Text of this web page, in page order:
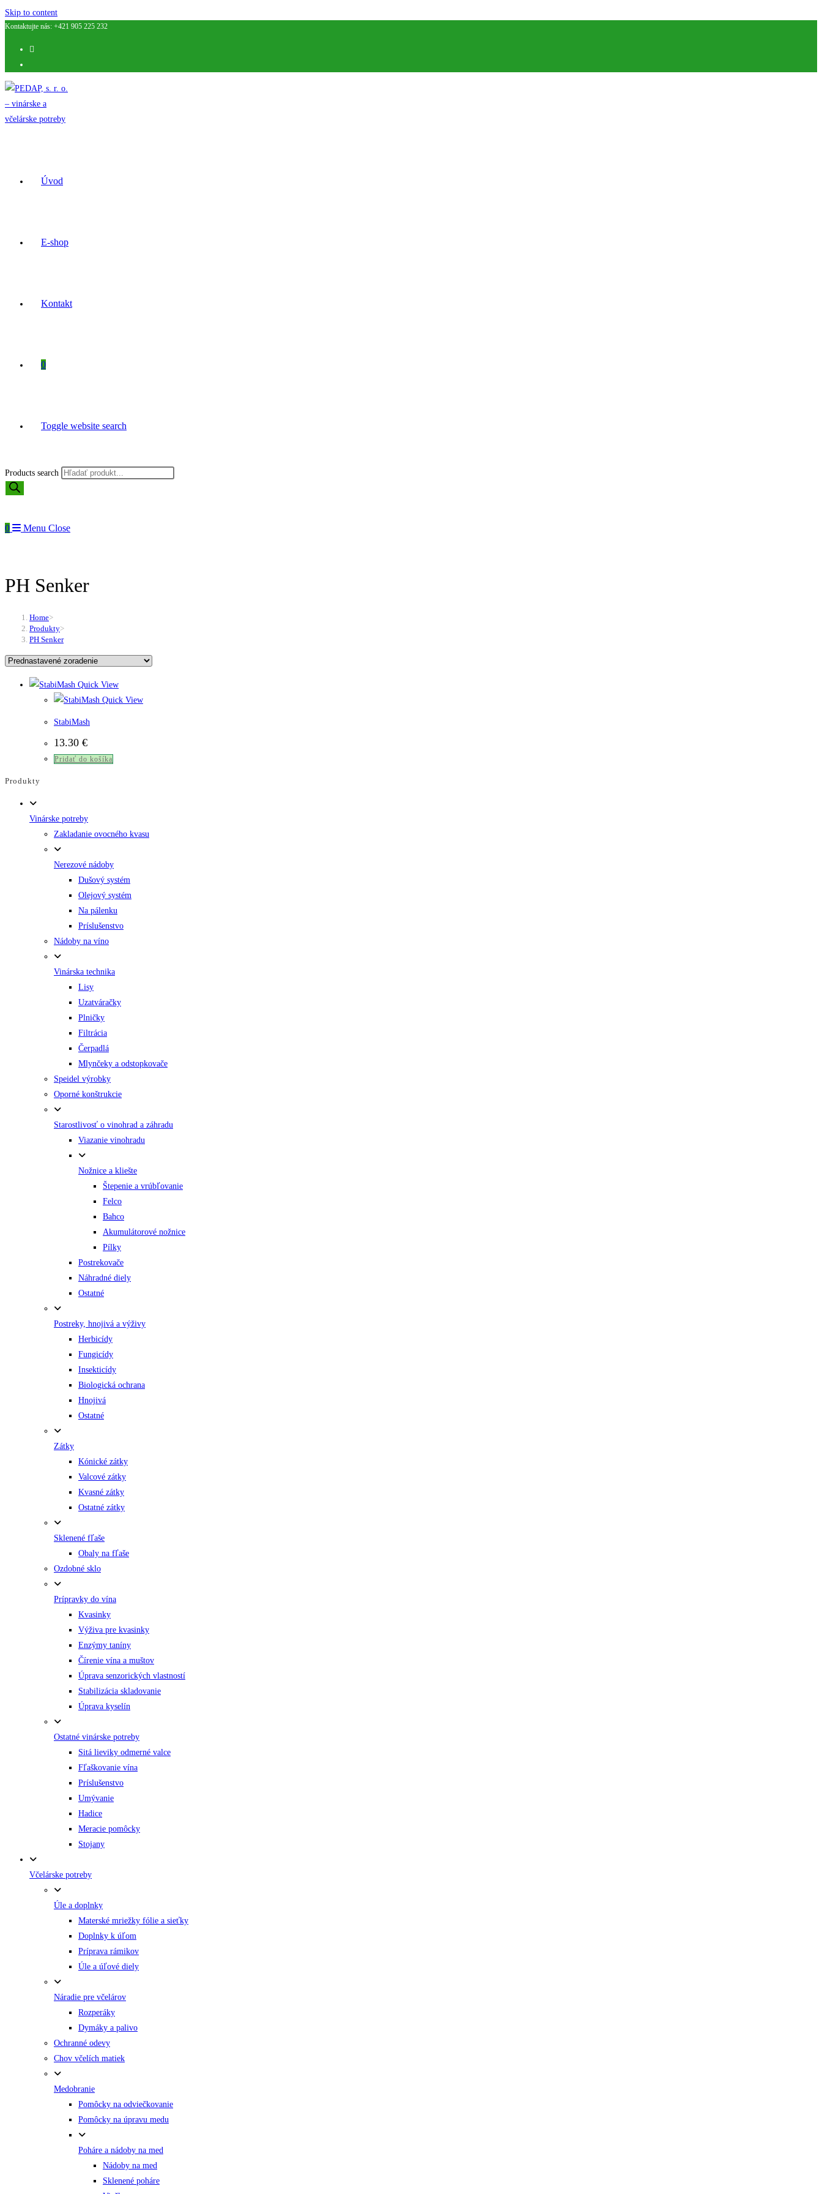
Skip to content
Kontaktujte nás: +421 905 225 232
Úvod
E-shop
Kontakt
0
Toggle website search
Products search
0 Menu Close
PH Senker
Home>
Produkty>
PH Senker
Quick View
Quick View
StabiMash
13.30 €
Pridať do košíka
Produkty
Vinárske potreby
Zakladanie ovocného kvasu
Nerezové nádoby
Dušový systém
Olejový systém
Na pálenku
Príslušenstvo
Nádoby na víno
Vinárska technika
Lisy
Uzatváračky
Plničky
Filtrácia
Čerpadlá
Mlynčeky a odstopkovače
Speidel výrobky
Oporné konštrukcie
Starostlivosť o vinohrad a záhradu
Viazanie vinohradu
Nožnice a kliešte
Štepenie a vrúbľovanie
Felco
Bahco
Akumulátorové nožnice
Pílky
Postrekovače
Náhradné diely
Ostatné
Postreky, hnojivá a výživy
Herbicídy
Fungicídy
Insekticídy
Biologická ochrana
Hnojivá
Ostatné
Zátky
Kónické zátky
Valcové zátky
Kvasné zátky
Ostatné zátky
Sklenené fľaše
Obaly na fľaše
Ozdobné sklo
Prípravky do vína
Kvasinky
Výživa pre kvasinky
Enzýmy taníny
Čírenie vína a muštov
Úprava senzorických vlastností
Stabilizácia skladovanie
Úprava kyselín
Ostatné vinárske potreby
Sitá lieviky odmerné valce
Fľaškovanie vína
Príslušenstvo
Umývanie
Hadice
Meracie pomôcky
Stojany
Včelárske potreby
Úle a doplnky
Materské mriežky fólie a sieťky
Doplnky k úľom
Príprava rámikov
Úle a úľové diely
Náradie pre včelárov
Rozperáky
Dymáky a palivo
Ochranné odevy
Chov včelích matiek
Medobranie
Pomôcky na odviečkovanie
Pomôcky na úpravu medu
Poháre a nádoby na med
Nádoby na med
Sklenené poháre